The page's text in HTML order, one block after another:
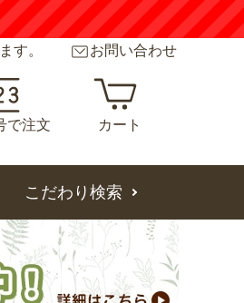
す。 お問い合わせ
で注文 カート
こだわり検索